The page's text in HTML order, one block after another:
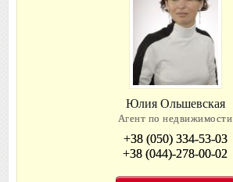
Юлия Ольшевская
Агент по недвижимости
+38 (050) 334-53-03
+38 (044)-278-00-02